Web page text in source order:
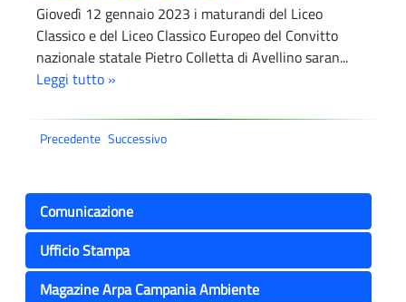
Giovedì 12 gennaio 2023 i maturandi del Liceo
Classico e del Liceo Classico Europeo del Convitto
nazionale statale Pietro Colletta di Avellino saran...
Leggi tutto »
Precedente Successivo
Comunicazione
Ufficio Stampa
Magazine Arpa Campania Ambiente